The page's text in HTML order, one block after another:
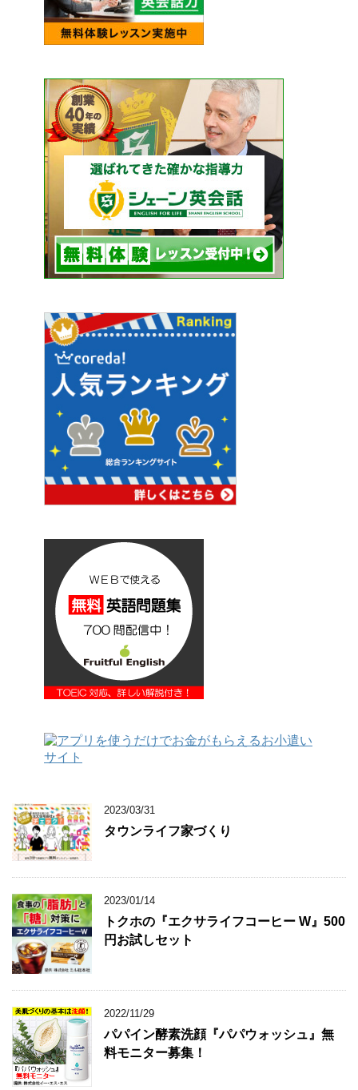
2023/03/31
タウンライフ家づくり
2023/01/14
トクホの『エクサライフコーヒー W』500
円お試しセット
2022/11/29
パパイン酵素洗顔『パパウォッシュ』無
料モニター募集！